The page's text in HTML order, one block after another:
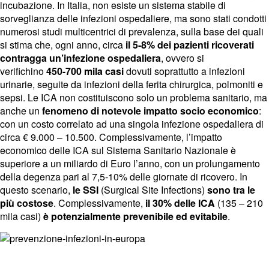
incubazione. In Italia, non esiste un sistema stabile di
sorveglianza delle infezioni ospedaliere, ma sono stati condotti
numerosi studi multicentrici di prevalenza, sulla base dei quali
si stima che, ogni anno, circa il 5-8% dei pazienti ricoverati
contragga un’infezione ospedaliera, ovvero si
verifichino450-700 mila casidovuti soprattutto a infezioni
urinarie, seguite da infezioni della ferita chirurgica, polmoniti e
sepsi. Le ICA non costituiscono solo un problema sanitario, ma
anche un fenomeno di notevole impatto socio economico:
con un costo correlato ad una singola infezione ospedaliera di
circa € 9.000 – 10.500. Complessivamente, l’impatto
economico delle ICA sul Sistema Sanitario Nazionale è
superiore a un miliardo di Euro l’anno, con un prolungamento
della degenza pari al 7,5-10% delle giornate di ricovero. In
questo scenario, le SSI (Surgical Site Infections) sono tra le
più costose. Complessivamente, il 30% delle ICA (135 – 210
mila casi) è potenzialmente prevenibile ed evitabile.